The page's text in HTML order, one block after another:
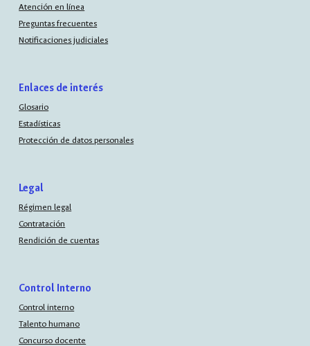
Atención en línea
Preguntas frecuentes
Notificaciones judiciales
Enlaces de interés
Glosario
Estadísticas
Protección de datos personales
Legal
Régimen legal
Contratación
Rendición de cuentas
Control Interno
Control interno
Talento humano
Concurso docente